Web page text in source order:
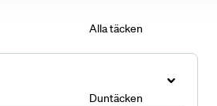
Alla täcken
Duntäcken